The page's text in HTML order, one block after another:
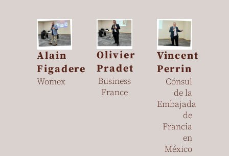
Alain
Figadere
Womex
Olivier
Pradet
Business
France
Vincent
Perrin
Cónsul
de la
Embajada
de
Francia
en
México